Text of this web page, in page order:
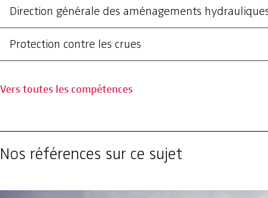
Direction générale des aménagements
Protection contre les crues
Vers toutes les compétences
Nos références sur ce sujet